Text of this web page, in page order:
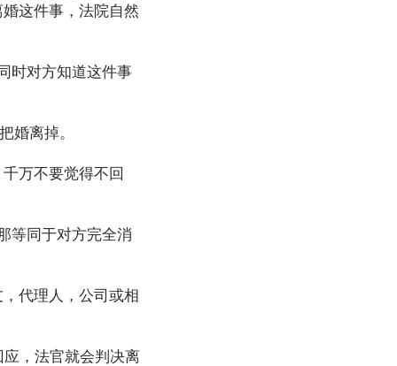
这件事，法院自然
时对方知道这件事
婚离掉。
万不要觉得不回
等同于对方完全消
代理人，公司或相
，法官就会判决离